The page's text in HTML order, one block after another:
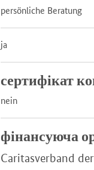
persönliche Beratung
ja
сертифікат
nein
фінансуюча
Caritasverband